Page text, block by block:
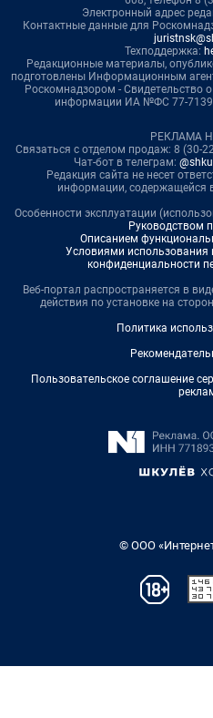
Электронный адрес
Контактные данные для
Техподдержка:
Редакционные материалы,
подготовлены Информационным
Роскомнадзором - Свидетельство
информации ИА №ФС 77-
РЕКЛАМА
Связаться с отделом продаж: 8 (30-
Чат-бот в телеграм:
Редакция сайта не несет
информации, содержащейся
Особенности эксплуатации
Руководством
Описанием
Условиями использования
конфиденциальности
Веб-портал распространяется в
действия по установке на
Политика
Пользовательское соглашение
© ООО